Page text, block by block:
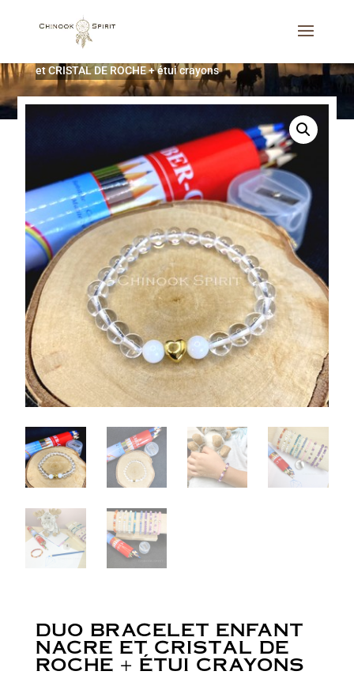
Bijoux
et CRISTAL DE ROCHE + étui crayons
DUO BRACELET ENFANT
NACRE ET CRISTAL DE
ROCHE + ÉTUI CRAYONS